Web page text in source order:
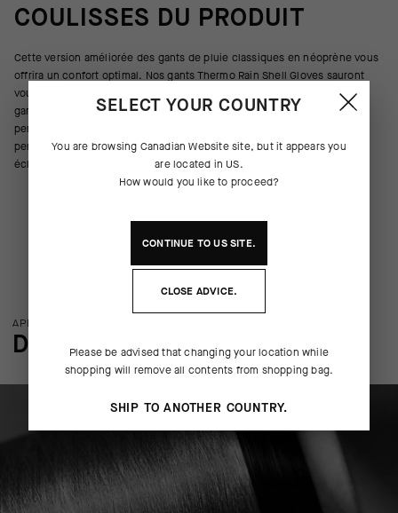
COULISSES DU PRODUIT
Cette version améliorée des gants de pluie classiques en néoprène vous
offrira un confort optimal. Nos gants Thermo Rain Shell Gloves sauront
vous protéger de la pluie, du vent et des températures glaciales. Ils
garantissent une meilleure prise du guidon et leurs petits volumes
permettent de les ranger facilement. Les éléments anti-dérapants vous
permettent de ne pas glisser sur le guidon à cause de la pluie ou des
éclaboussures.
APERÇU DE LA TECHNOLOGIE
DÉTAILS DE FABRICATION
SELECT YOUR COUNTRY
You are browsing Canadian Websitesite, but it appears you
are located in US.
How would you like to proceed?
CONTINUE TOUSSITE.
CLOSE ADVICE.
Please be advised that changing your location while
shopping will remove all contents from shopping bag.
SHIP TO ANOTHER COUNTRY.